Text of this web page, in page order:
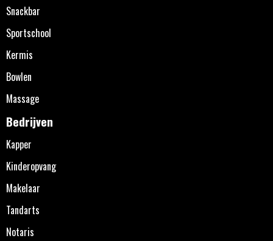
Snackbar
Sportschool
Kermis
Bowlen
Massage
Bedrijven
Kapper
Kinderopvang
Makelaar
Tandarts
Notaris